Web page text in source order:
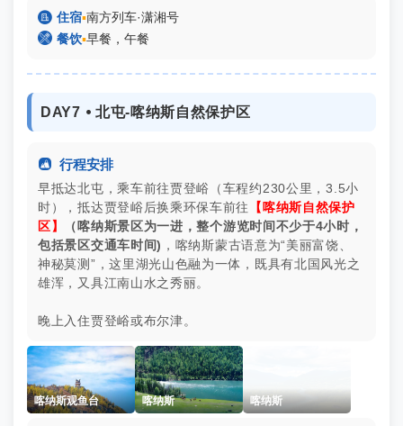
 住宿▪南方列车·潇湘号
 餐饮▪早餐，午餐
DAY7 ⦁ 北屯-喀纳斯自然保护区
 行程安排
早抵达北屯，乘车前往贾登峪（车程约230公里，3.5小
时），抵达贾登峪后换乘环保车前往
【喀纳斯自然保护
区】
（喀纳斯景区为一进，整个游览时间不少于4小时，
包括景区交通车时间) ，喀纳斯蒙古语意为“美丽富饶、
神秘莫测”，这里湖光山色融为一体，既具有北国风光之
雄浑，又具江南山水之秀丽。
晚上入住贾登峪或布尔津。
喀纳斯观鱼台 喀纳斯 喀纳斯